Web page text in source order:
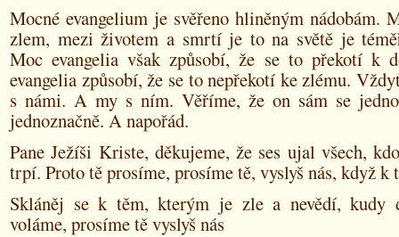
Mocné evangelium je svěřeno hliněným nádobám.
zlem, mezi životem a smrtí je to na světě je
Moc evangelia však způsobí, že se to překotí k
evangelia způsobí, že se to nepřekotí ke zlému.
s námi. A my s ním. Věříme, že on sám se
jednoznačně. A napořád.
Pane Ježíši Kriste, děkujeme, že ses ujal všech,
trpí. Proto tě prosíme, prosíme tě, vyslyš nás, když k
Skláněj se k těm, kterým je zle a nevědí,
voláme, prosíme tě vyslyš nás